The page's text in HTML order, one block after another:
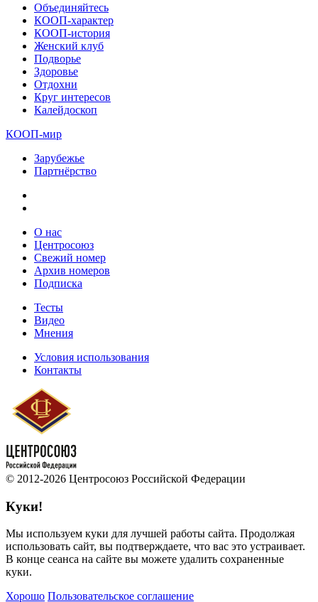
Объединяйтесь
КООП-характер
КООП-история
Женский клуб
Подворье
Здоровье
Отдохни
Круг интересов
Калейдоскоп
КООП-мир
Зарубежье
Партнёрство
О нас
Центросоюз
Свежий номер
Архив номеров
Подписка
Тесты
Видео
Мнения
Условия использования
Контакты
© 2012-2026 Центросоюз Российской Федерации
Куки!
Мы используем куки для лучшей работы сайта. Продолжая
использовать сайт, вы подтверждаете, что вас это устраивает.
В конце сеанса на сайте вы можете удалить сохраненные
куки.
Хорошо Пользовательское соглашение